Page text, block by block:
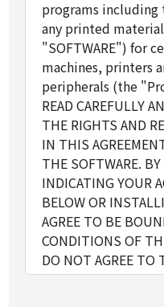
programs including
any printed
"SOFTWARE") for
machines, printers
peripherals (the
READ CAREFULLY
THE RIGHTS AND
IN THIS
THE SOFTWARE.
INDICATING YOUR
BELOW OR
AGREE TO BE
CONDITIONS OF
DO NOT AGREE TO
AND CONDITIONS